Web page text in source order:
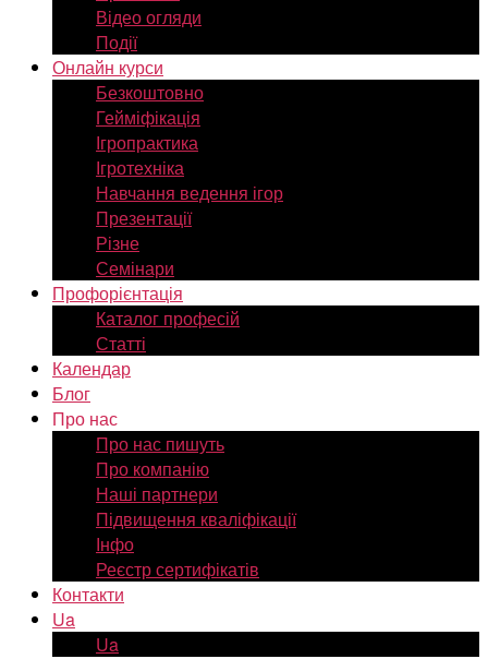
Відео огляди
Події
Онлайн курси
Безкоштовно
Гейміфікація
Ігропрактика
Ігротехніка
Навчання ведення ігор
Презентації
Різне
Семінари
Профорієнтація
Каталог професій
Статті
Календар
Блог
Про нас
Про нас пишуть
Про компанію
Наші партнери
Підвищення кваліфікації
Інфо
Реєстр сертифікатів
Контакти
Ua
Ua